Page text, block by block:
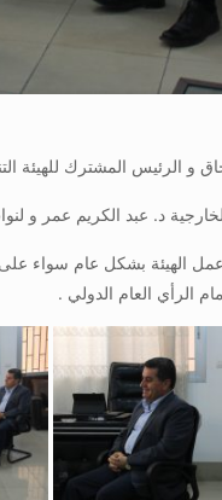
المشترك للهيئة
د. عبد الكريم عمر و
عمل الهيئة بشكل عام سواء
الرأي العام الدولي .